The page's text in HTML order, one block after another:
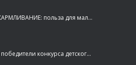
ГРУДНОЕ ВСКАРМЛИВАНИЕ: польза для малыша и мамы
Определены победители конкурса детского рисунка «Я шагаю по Оренбуржью»